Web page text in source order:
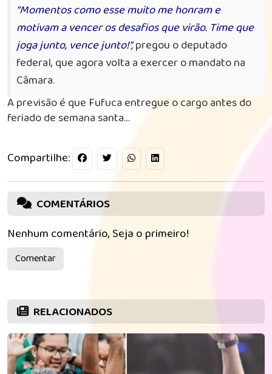
“Momentos como esse muito me honram e
motivam a vencer os desafios que virão. Time que
joga junto, vence junto!”,pregou o deputado
federal, que agora volta a exercer o mandato na
Câmara.
A previsão é que Fufuca entregue o cargo antes do
feriado de semana santa…
Compartilhe:
COMENTÁRIOS
Nenhum comentário, Seja o primeiro!
Comentar
RELACIONADOS